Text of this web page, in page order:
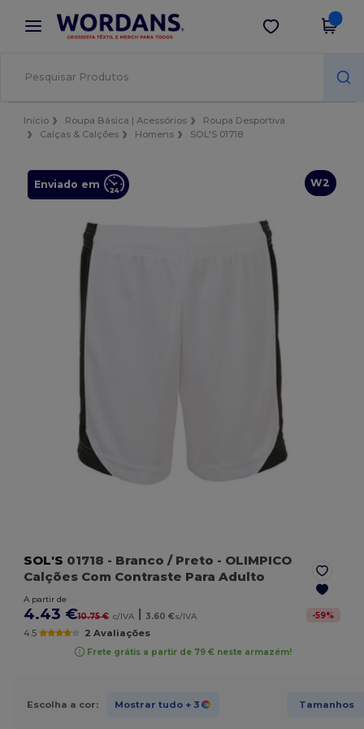
× App Wordans
Melhores preços na app!
Obter app
Início Roupa Básica | Acessórios
Roupa Desportiva
Calças & Calções
Homens SOL'S 01718
W2
Enviado em
SOL'S 01718 - Branco / Preto - OLIMPICO
Calções Com Contraste Para Adulto
A partir de
4.43 €10.75 € c/IVA | 3.60 €s/IVA -59%
4.5 2 Avaliações
Frete grátis a partir de 79 € neste armazém!
Escolha a cor: Mostrar tudo + 3 Tamanhos